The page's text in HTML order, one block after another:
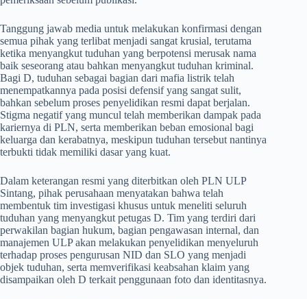
Tanggung jawab media untuk melakukan konfirmasi dengan
semua pihak yang terlibat menjadi sangat krusial, terutama
ketika menyangkut tuduhan yang berpotensi merusak nama
baik seseorang atau bahkan menyangkut tuduhan kriminal.
Bagi D, tuduhan sebagai bagian dari mafia listrik telah
menempatkannya pada posisi defensif yang sangat sulit,
bahkan sebelum proses penyelidikan resmi dapat berjalan.
Stigma negatif yang muncul telah memberikan dampak pada
kariernya di PLN, serta memberikan beban emosional bagi
keluarga dan kerabatnya, meskipun tuduhan tersebut nantinya
terbukti tidak memiliki dasar yang kuat.
Dalam keterangan resmi yang diterbitkan oleh PLN ULP
Sintang, pihak perusahaan menyatakan bahwa telah
membentuk tim investigasi khusus untuk meneliti seluruh
tuduhan yang menyangkut petugas D. Tim yang terdiri dari
perwakilan bagian hukum, bagian pengawasan internal, dan
manajemen ULP akan melakukan penyelidikan menyeluruh
terhadap proses pengurusan NID dan SLO yang menjadi
objek tuduhan, serta memverifikasi keabsahan klaim yang
disampaikan oleh D terkait penggunaan foto dan identitasnya.